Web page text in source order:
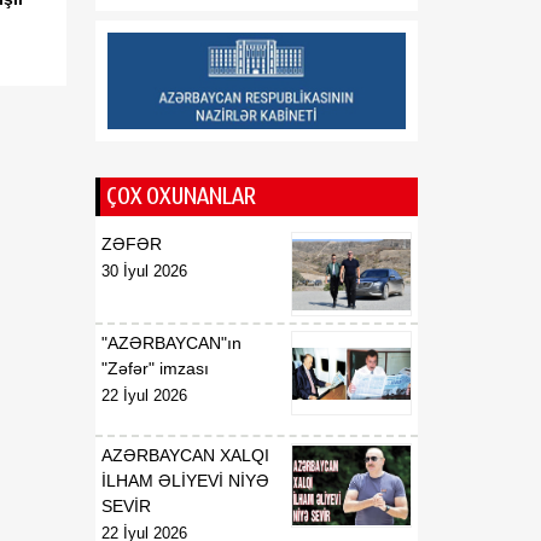
dönüş nöqtəsidir
razılaşmaları Cənubi
rolunu oynayır
ÇOX OXUNANLAR
ZƏFƏR
30 İyul 2026
"AZƏRBAYCAN"ın
"Zəfər" imzası
22 İyul 2026
AZƏRBAYCAN XALQI
İLHAM ƏLİYEVİ NİYƏ
SEVİR
22 İyul 2026